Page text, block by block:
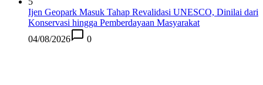
Ijen Geopark Masuk Tahap Revalidasi UNESCO, Dinilai dari
Konservasi hingga Pemberdayaan Masyarakat
04/08/2026
0